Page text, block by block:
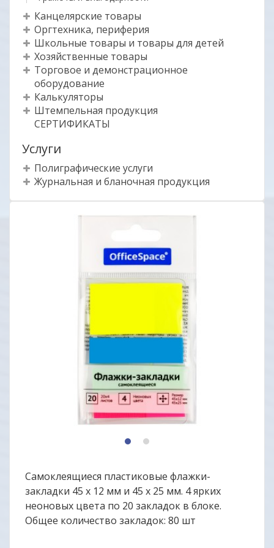
Канцелярские товары
Оргтехника, периферия
Школьные товары и товары для детей
Хозяйственные товары
Торговое и демонстрационное
оборудование
Калькуляторы
Штемпельная продукция
СЕРТИФИКАТЫ
Услуги
Полиграфические услуги
Журнальная и бланочная продукция
1 2
Самоклеящиеся пластиковые флажки-
закладки 45 х 12 мм и 45 х 25 мм. 4 ярких
неоновых цвета по 20 закладок в блоке.
Общее количество закладок: 80 шт